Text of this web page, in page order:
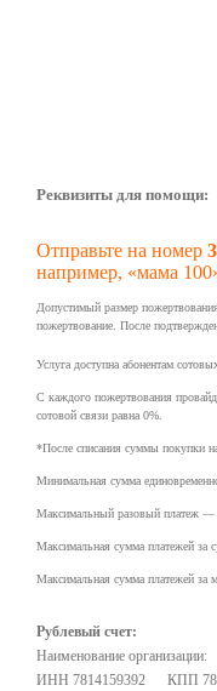
Реквизиты для помощи:
Отправьте на номер
например, «мама
Допустимый размер
пожертвование. После
Услуга доступна абонентам
С каждого пожертвования
сотовой связи равна 0%.
*После списания суммы покупки
Минимальная сумма
Максимальный разовый платеж —
Максимальная сумма платежей за
Максимальная сумма платежей
Рублевый счет:
Наименование
ИНН 7814159392 КПП